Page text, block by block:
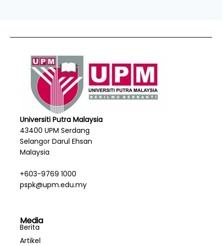
Universiti Putra Malaysia
43400 UPM Serdang
Selangor Darul Ehsan
Malaysia
+603-9769 1000
pspk@upm.edu.my
Media
Berita
Artikel